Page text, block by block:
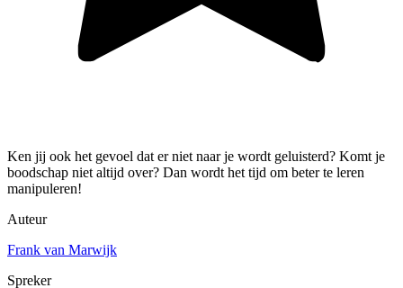
Ken jij ook het gevoel dat er niet naar je wordt geluisterd? Komt je
boodschap niet altijd over? Dan wordt het tijd om beter te leren
manipuleren!
Auteur
Frank van Marwijk
Spreker